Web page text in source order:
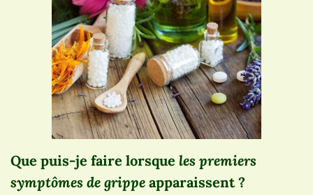
Que puis-je faire lorsque les premiers
symptômes de grippe apparaissent ?